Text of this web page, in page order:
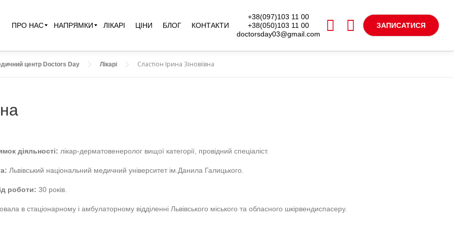
ПРО НАС НАПРЯМКИ ЛІКАРІ ЦІНИ БЛОГ КОНТАКТИ
+38(097)103 11 00
+38(050)103 11 00
doctorsday03@gmail.com
ЗАПИСАТИСЯ
центр Doctors Day Лікарі Сластіон Ірина Зіновіївна
діяльності: лікар-дерматовенеролог вищої категорії, провідний спеціаліст.
Львівський національний медичний університет ім.Данила Галицького.
роботи:30 років.
в стаціонарному і амбулаторному відділенні Львівського міського та обласного шкірвендиспасеру.